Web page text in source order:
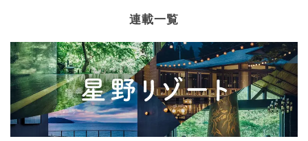
連載一覧